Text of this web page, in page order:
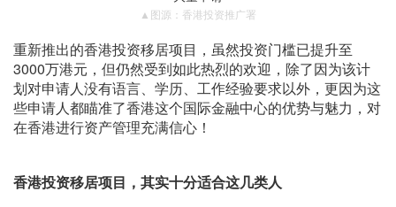
▲图源：香港投资推广署
重新推出的香港投资移居项目，虽然投资门槛已提升至
3000万港元，但仍然受到如此热烈的欢迎，除了因为该计
划对申请人没有语言、学历、工作经验要求以外，更因为这
些申请人都瞄准了香港这个国际金融中心的优势与魅力，对
在香港进行资产管理充满信心！
香港投资移居项目， 其实十分适合这几类人